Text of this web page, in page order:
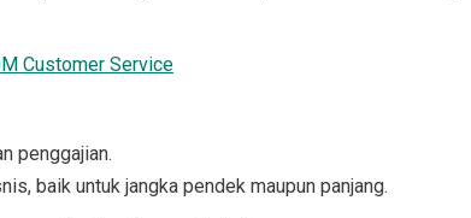
Customer Service
penggajian.
baik untuk jangka pendek maupun panjang.